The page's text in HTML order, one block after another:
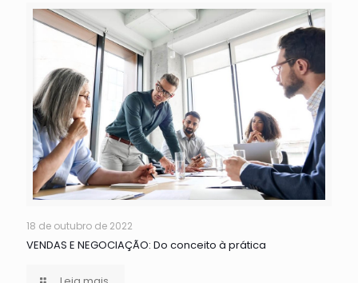
18 de outubro de 2022
VENDAS E NEGOCIAÇÃO: Do conceito à prática